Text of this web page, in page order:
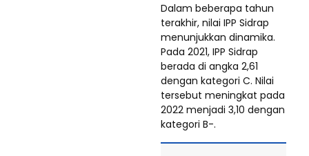
Dalam beberapa tahun
terakhir, nilai IPP Sidrap
menunjukkan dinamika.
Pada 2021, IPP Sidrap
berada di angka 2,61
dengan kategori C. Nilai
tersebut meningkat pada
2022 menjadi 3,10 dengan
kategori B-.